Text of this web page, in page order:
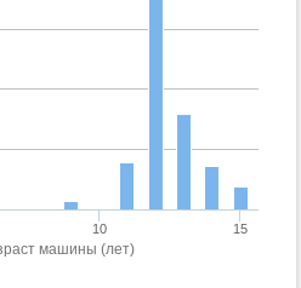
машины (лет)
10 15